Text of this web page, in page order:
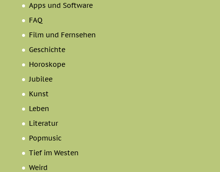
Apps und Software
FAQ
Film und Fernsehen
Geschichte
Horoskope
Jubilee
Kunst
Leben
Literatur
Popmusic
Tief im Westen
Weird